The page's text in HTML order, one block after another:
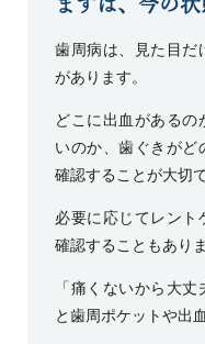
歯周病は、見た目だ
があります。
どこに出血があるの
いのか、歯ぐきがど
確認することが大切で
必要に応じてレント
確認することもありま
「痛くないから大
と歯周ポケットや出